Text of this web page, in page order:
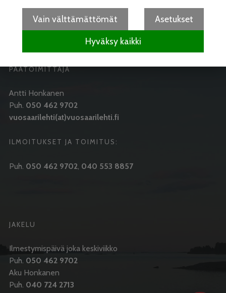
vuosaarilehti(at)vuosaarilehti.fi
PÄÄTOIMITTAJA
Antti Honkanen
Puh. 050 462 9702
vuosaarilehti(at)vuosaarilehti.fi
ILMOITUKSET JA TOIMITUS:
Puh. 050 462 9702, 040 553 8857
JAKELU
Ilmestymispäivä joka keskiviikko
Puh. 050 462 9702
Aku Honkanen
Puh. 040 724 2713
Vain välttämättömät Asetukset
Hyväksy kaikki